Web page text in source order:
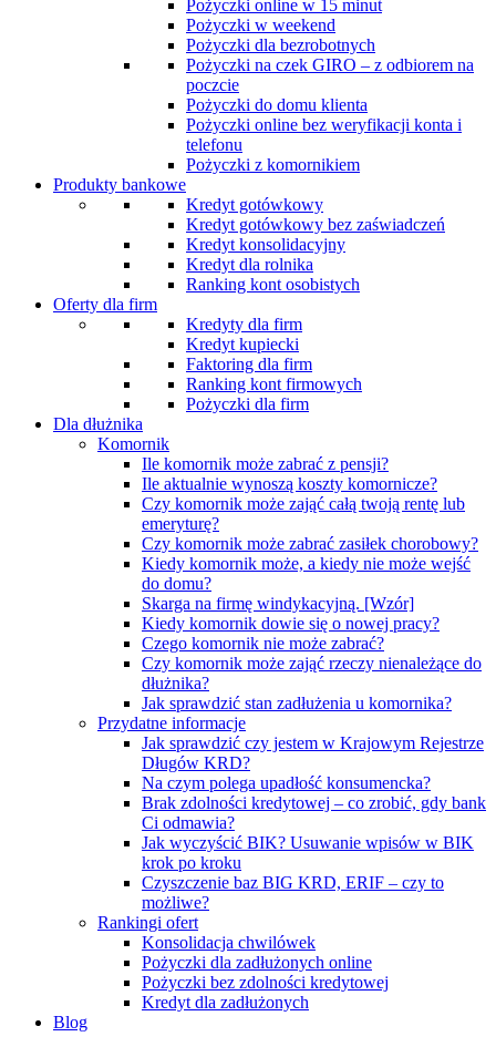
Pożyczki online w 15 minut
Pożyczki w weekend
Pożyczki dla bezrobotnych
Pożyczki na czek GIRO – z odbiorem na
poczcie
Pożyczki do domu klienta
Pożyczki online bez weryfikacji konta i
telefonu
Pożyczki z komornikiem
Produkty bankowe
Kredyt gotówkowy
Kredyt gotówkowy bez zaświadczeń
Kredyt konsolidacyjny
Kredyt dla rolnika
Ranking kont osobistych
Oferty dla firm
Kredyty dla firm
Kredyt kupiecki
Faktoring dla firm
Ranking kont firmowych
Pożyczki dla firm
Dla dłużnika
Komornik
Ile komornik może zabrać z pensji?
Ile aktualnie wynoszą koszty komornicze?
Czy komornik może zająć całą twoją rentę lub
emeryturę?
Czy komornik może zabrać zasiłek chorobowy?
Kiedy komornik może, a kiedy nie może wejść
do domu?
Skarga na firmę windykacyjną. [Wzór]
Kiedy komornik dowie się o nowej pracy?
Czego komornik nie może zabrać?
Czy komornik może zająć rzeczy nienależące do
dłużnika?
Jak sprawdzić stan zadłużenia u komornika?
Przydatne informacje
Jak sprawdzić czy jestem w Krajowym Rejestrze
Długów KRD?
Na czym polega upadłość konsumencka?
Brak zdolności kredytowej – co zrobić, gdy bank
Ci odmawia?
Jak wyczyścić BIK? Usuwanie wpisów w BIK
krok po kroku
Czyszczenie baz BIG KRD, ERIF – czy to
możliwe?
Rankingi ofert
Konsolidacja chwilówek
Pożyczki dla zadłużonych online
Pożyczki bez zdolności kredytowej
Kredyt dla zadłużonych
Blog